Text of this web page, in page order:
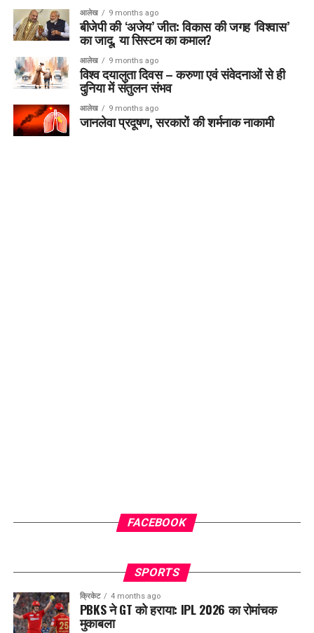
आलेख 9 months ago
बीजेपी की ‘अजेय’ जीत: विकास की जगह ‘विश्वास’
का जादू, या सिस्टम का कमाल?
आलेख 9 months ago
विश्व दयालुता दिवस – करुणा एवं संवेदनाओं से ही
दुनिया में संतुलन संभव
आलेख 9 months ago
जानलेवा प्रदूषण, सरकारों की शर्मनाक नाकामी
FACEBOOK
SPORTS
क्रिकेट 4 months ago
PBKS ने GT को हराया: IPL 2026 का रोमांचक
मुकाबला